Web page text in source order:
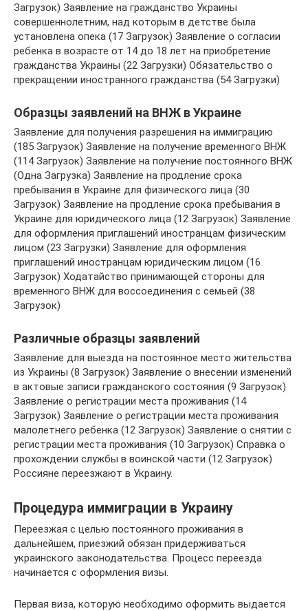
Загрузок) Заявление на гражданство Украины
совершеннолетним, над которым в детстве была
установлена опека (17 Загрузок) Заявление о согласии
ребенка в возрасте от 14 до 18 лет на приобретение
гражданства Украины (22 Загрузки) Обязательство о
прекращении иностранного гражданства (54 Загрузки)
Образцы заявлений на ВНЖ в Украине
Заявление для получения разрешения на иммиграцию
(185 Загрузок) Заявление на получение временного ВНЖ
(114 Загрузок) Заявление на получение постоянного ВНЖ
(Одна Загрузка) Заявление на продление срока
пребывания в Украине для физического лица (30
Загрузок) Заявление на продление срока пребывания в
Украине для юридического лица (12 Загрузок) Заявление
для оформления приглашений иностранцам физическим
лицом (23 Загрузки) Заявление для оформления
приглашений иностранцам юридическим лицом (16
Загрузок) Ходатайство принимающей стороны для
временного ВНЖ для воссоединения с семьей (38
Загрузок)
Различные образцы заявлений
Заявление для выезда на постоянное место жительства
из Украины (8 Загрузок) Заявление о внесении изменений
в актовые записи гражданского состояния (9 Загрузок)
Заявление о регистрации места проживания (14
Загрузок) Заявление о регистрации места проживания
малолетнего ребенка (12 Загрузок) Заявление о снятии с
регистрации места проживания (10 Загрузок) Справка о
прохождении службы в воинской части (12 Загрузок)
Россияне переезжают в Украину.
Процедура иммиграции в Украину
Переезжая с целью постоянного проживания в
дальнейшем, приезжий обязан придерживаться
украинского законодательства. Процесс переезда
начинается с оформления визы.
Первая виза, которую необходимо оформить выдается